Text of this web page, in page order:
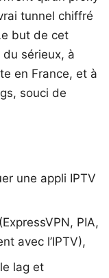
tunnel chiffré
but de cet
sérieux, à
en France, et à
souci de
une appli IPTV
PIA,
avec l’IPTV),
lag et